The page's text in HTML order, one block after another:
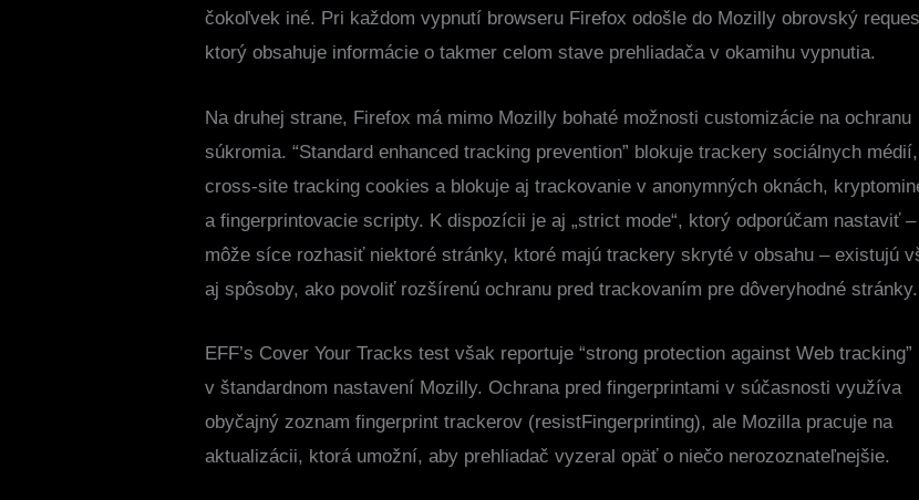
čokoľvek iné. Pri každom vypnutí browseru Firefox odošle do Mozilly obrovský
ktorý obsahuje informácie o takmer celom stave prehliadača v okamihu vypnutia.
Na druhej strane, Firefox má mimo Mozilly bohaté možnosti customizácie na ochranu
súkromia. “Standard enhanced tracking prevention” blokuje trackery sociálnych médií,
cross-site tracking cookies a blokuje aj trackovanie v anonymných oknách,
a fingerprintovacie scripty. K dispozícii je aj „strict mode“, ktorý odporúčam nastaviť –
môže síce rozhasiť niektoré stránky, ktoré majú trackery skryté v obsahu – existujú
aj spôsoby, ako povoliť rozšírenú ochranu pred trackovaním pre dôveryhodné stránky.
EFF’s Cover Your Tracks test však reportuje “strong protection against Web tracking”
v štandardnom nastavení Mozilly. Ochrana pred fingerprintami v súčasnosti využíva
obyčajný zoznam fingerprint trackerov (resistFingerprinting), ale Mozilla pracuje na
aktualizácii, ktorá umožní, aby prehliadač vyzeral opäť o niečo nerozoznateľnejšie.